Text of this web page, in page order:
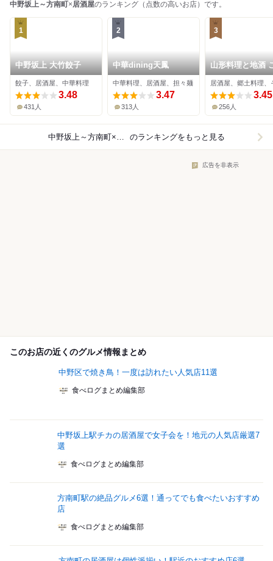
中野坂上～方南町×居酒屋のランキング（点数の高いお店）です。
1
中野坂上 大竹餃子
餃子、居酒屋、中華料理
3.48
431人
2
中華dining天鳳
中華料理、居酒屋、担々麺
3.47
313人
3
山形料理と地酒
ら
居酒屋、郷土料理、
3.45
256人
中野坂上～方南町×居酒屋 のランキングをもっと見る
広告を非表示
このお店の近くのグルメ情報まとめ
中野区で焼き鳥！一度は訪れたい人気店11選
食べログまとめ編集部
中野坂上駅チカの居酒屋で女子会を！地元の人気店厳選7
選
食べログまとめ編集部
方南町駅の絶品グルメ6選！通ってでも食べたいおすすめ
店
食べログまとめ編集部